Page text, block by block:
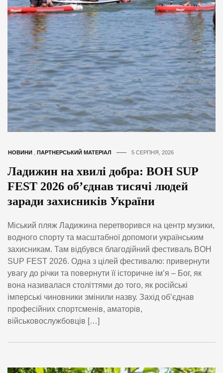
НОВИНИ , ПАРТНЕРСЬКИЙ МАТЕРІАЛ 5 СЕРПНЯ, 2026
Ладижин на хвилі добра: BOH SUP
FEST 2026 об’єднав тисячі людей
заради захисників України
Міський пляж Ладижина перетворився на центр музики,
водного спорту та масштабної допомоги українським
захисникам. Там відбувся благодійний фестиваль BOH
SUP FEST 2026. Одна з цілей фестивалю: привернути
увагу до річки та повернути її історичне ім’я – Бог, як
вона називалася століттями до того, як російські
імперські чиновники змінили назву. Захід об’єднав
професійних спортсменів, аматорів,
військовослужбовців […]